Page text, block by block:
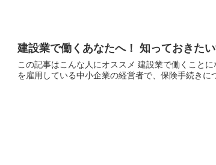
建設業で働くあなたへ！ 知っておきた
この記事はこんな人にオススメ 建設業で働くことになったけど、保険のことってよくわからない…という方 従業員